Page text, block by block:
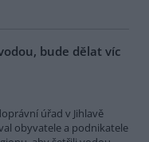
bude dělat víc
úřad v Jihlavě
obyvatele a podnikatele